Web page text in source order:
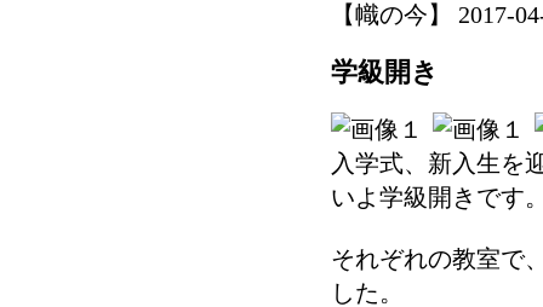
【幟の今】 2017-
学級開き
入学式、新入生を
いよ学級開きです
それぞれの教室で
した。